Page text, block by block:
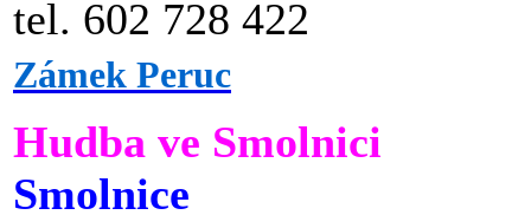
tel. 602 728 422
Zámek Peruc
Hudba ve Smolnici
Smolnice